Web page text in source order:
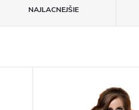
NAJLACNEJŠIE